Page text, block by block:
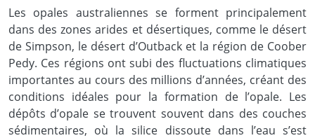
Les opales australiennes se forment principalement
dans des zones arides et désertiques, comme le désert
de Simpson, le désert d’Outback et la région de Coober
Pedy. Ces régions ont subi des fluctuations climatiques
importantes au cours des millions d’années, créant des
conditions idéales pour la formation de l’opale. Les
dépôts d’opale se trouvent souvent dans des couches
sédimentaires, où la silice dissoute dans l’eau s’est